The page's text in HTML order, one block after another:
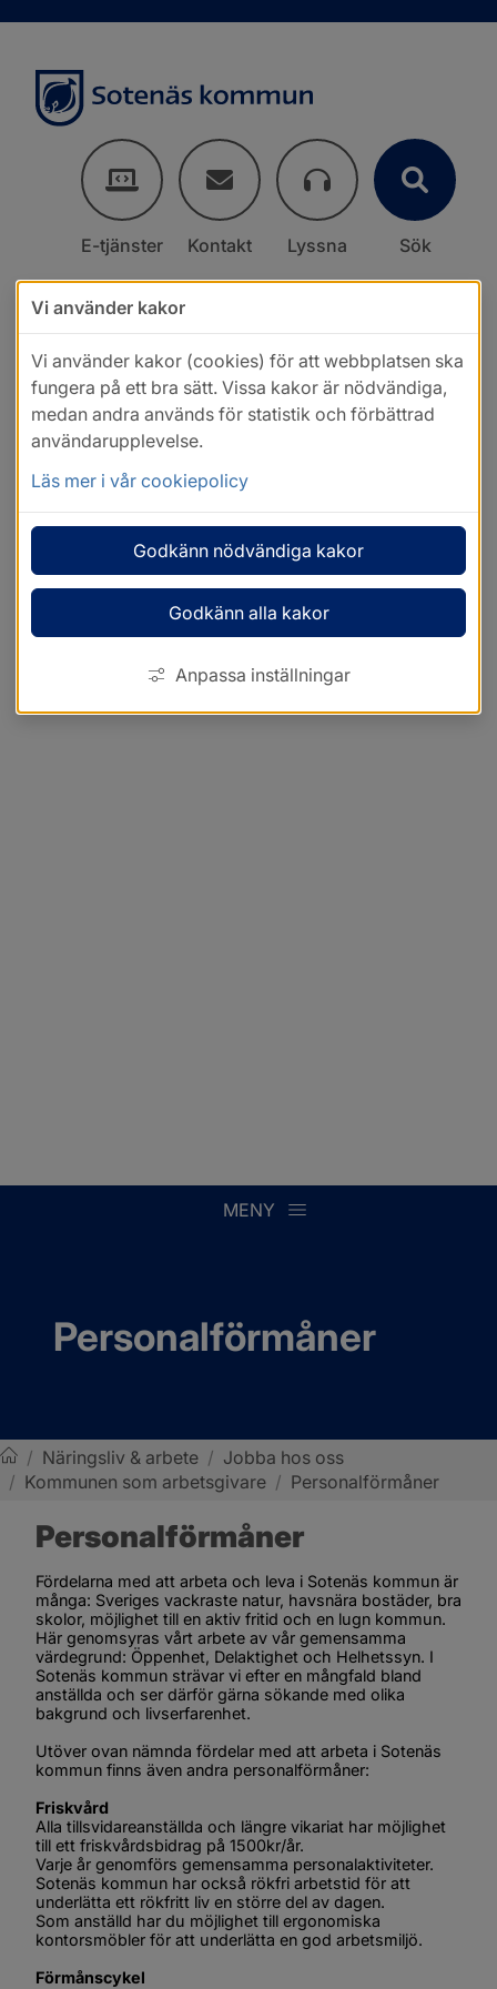
E-tjänster Kontakt Lyssna Sök
MENY
Personalförmåner
Sotenäs kommun
/ Näringsliv & arbete / Jobba hos oss
/ Kommunen som arbetsgivare / Personalförmåner
Personalförmåner
Fördelarna med att arbeta och leva i Sotenäs kommun är
många: Sveriges vackraste natur, havsnära bostäder, bra
skolor, möjlighet till en aktiv fritid och en lugn kommun.
Här genomsyras vårt arbete av vår gemensamma
värdegrund: Öppenhet, Delaktighet och Helhetssyn. I
Sotenäs kommun strävar vi efter en mångfald bland
anställda och ser därför gärna sökande med olika
bakgrund och livserfarenhet.
Utöver ovan nämnda fördelar med att arbeta i Sotenäs
kommun finns även andra personalförmåner:
Friskvård
Alla tillsvidareanställda och längre vikariat har möjlighet
till ett friskvårdsbidrag på 1500kr/år.
Varje år genomförs gemensamma personalaktiviteter.
Sotenäs kommun har också rökfri arbetstid för att
underlätta ett rökfritt liv en större del av dagen.
Som anställd har du möjlighet till ergonomiska
kontorsmöbler för att underlätta en god arbetsmiljö.
Förmånscykel
Vi använder kakor
Vi använder kakor (cookies) för att webbplatsen ska
fungera på ett bra sätt. Vissa kakor är nödvändiga,
medan andra används för statistik och förbättrad
användarupplevelse.
Läs mer i vår cookiepolicy
Godkänn nödvändiga kakor
Godkänn alla kakor
Anpassa inställningar